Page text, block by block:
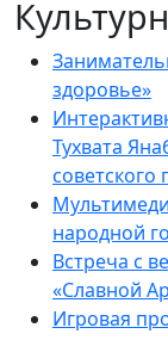
здоровье»
Тухвата
советского
народной
Встреча с
«Славной
Игровая